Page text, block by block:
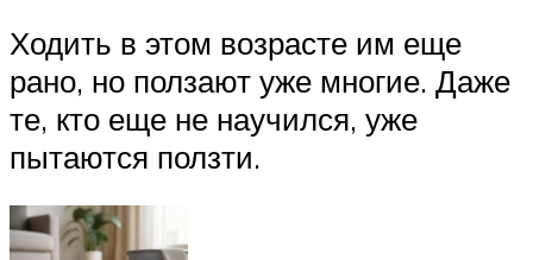
Ходить в этом возрасте им еще
рано, но ползают уже многие. Даже
те, кто еще не научился, уже
пытаются ползти.